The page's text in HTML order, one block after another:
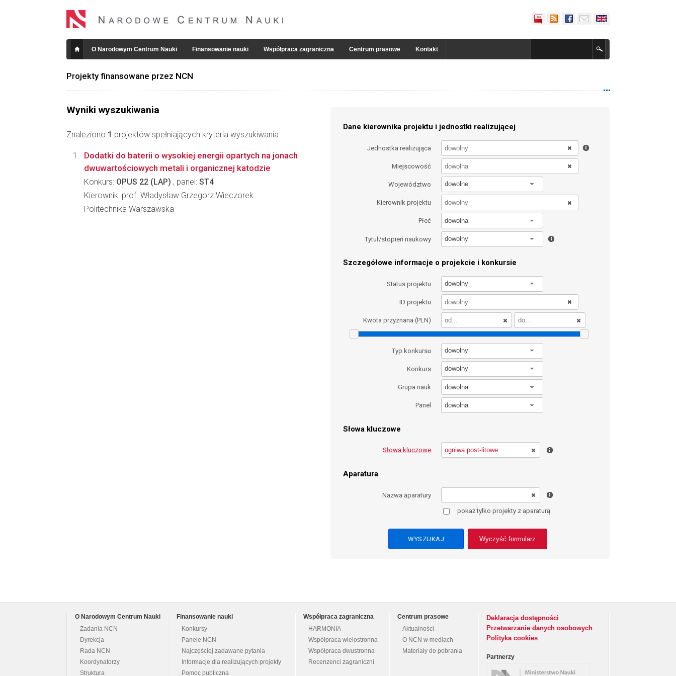
O Narodowym Centrum Nauki Finansowanie nauki Współpraca zagraniczna Centrum prasowe Kontakt
Projekty finansowane przez NCN
Wyniki wyszukiwania
Znaleziono 1 projektów spełniających kryteria wyszukiwania:
Dane kierownika projektu i jednostki realizującej
Jednostka realizująca
Miejscowość
Województwo dowolne
Kierownik projektu
Płeć dowolna
Tytuł/stopień naukowy dowolny
Szczegółowe informacje o projekcie i konkursie
Status projektu dowolny
ID projektu
Kwota przyznana (PLN)
Typ konkursu dowolny
Konkurs dowolny
Grupa nauk dowolna
Panel dowolna
Słowa kluczowe
Słowa kluczowe
Aparatura
Nazwa aparatury
pokaż tylko projekty z aparaturą
Wyczyść formularz
Dodatki do baterii o wysokiej energii opartych na jonach
dwuwartościowych metali i organicznej katodzie
Konkurs: OPUS 22 (LAP) , panel: ST4
Kierownik: prof. Władysław Grzegorz Wieczorek
Politechnika Warszawska
O Narodowym Centrum Nauki
Zadania NCN
Dyrekcja
Rada NCN
Koordynatorzy
Struktura
Finansowanie nauki
Konkursy
Panele NCN
Najczęściej zadawane pytania
Informacje dla realizujących projekty
Pomoc publiczna
Współpraca zagraniczna
HARMONIA
Współpraca wielostronna
Współpraca dwustronna
Recenzenci zagraniczni
Centrum prasowe
Aktualności
O NCN w mediach
Materiały do pobrania
Deklaracja dostępności
Przetwarzanie danych osobowych
Polityka cookies
Partnerzy